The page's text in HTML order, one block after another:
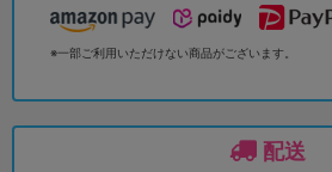
※一部ご利用いただけない商品がございます。
配送